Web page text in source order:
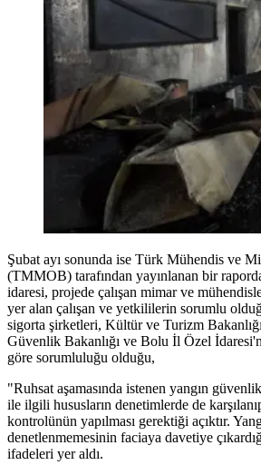
Şubat ayı sonunda ise Türk Mühendis ve
(TMMOB) tarafından yayınlanan bir
idaresi, projede çalışan mimar ve
yer alan çalışan ve yetkililerin sorumlu
sigorta şirketleri, Kültür ve Turizm
Güvenlik Bakanlığı ve Bolu İl Özel
göre sorumluluğu olduğu,
"Ruhsat aşamasında istenen yangın
ile ilgili hususların denetimlerde de
kontrolünün yapılması gerektiği açıktır.
denetlenmemesinin faciaya davetiye
ifadeleri yer aldı.